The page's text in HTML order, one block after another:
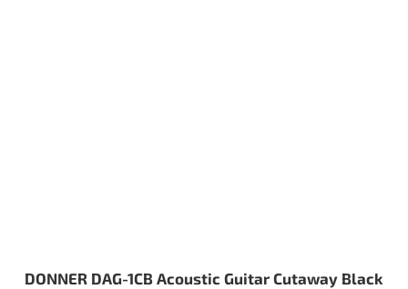
DONNER DAG-1CB Acoustic Guitar Cutaway Black